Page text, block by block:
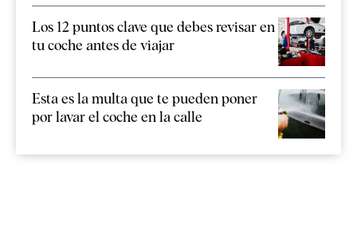
Los 12 puntos clave que debes revisar en
tu coche antes de viajar
Esta es la multa que te pueden poner
por lavar el coche en la calle